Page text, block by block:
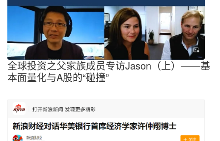
全球投资之父家族成员专访Jason（上）——基
本面量化与A股的“碰撞”